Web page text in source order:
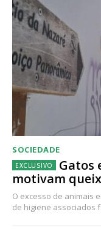
SOCIEDADE
Gatos
motivam
O excesso de animais
de higiene associados